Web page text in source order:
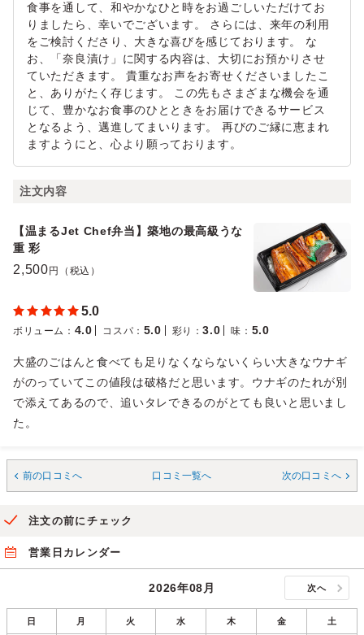
食事を通して、和やかなひと時をお過ごしいただけてお
りましたら、幸いでございます。 さらには、来年の利用
をご検討くださり、大きな喜びを感じております。 な
お、「奈良漬け」に関する内容は、大切にお預かりさせ
ていただきます。 貴重なお声をお寄せくださいましたこ
と、ありがたく存じます。 この先もさまざまな機会を通
じて、豊かなお食事のひとときをお届けできるサービス
となるよう、邁進してまいります。 再びのご縁に恵まれ
ますようにと、心より願っております。
注文内容
【温まるJet Chef弁当】築地の最高級うな
重 彩
2,500 円（税込）
5.0
ボリューム ： 4.0 コスパ ： 5.0 彩り ：3.0 味 ： 5.0
大盛のごはんと食べても足りなくならないくらい大きなウナギ
がのっていてこの値段は破格だと思います。ウナギのたれが別
で添えてあるので、追いタレできるのがとても良いと思いまし
た。
前の口コミへ 口コミ一覧へ 次の口コミへ
注文の前にチェック
営業日カレンダー
2026年08月 次へ
日 月 火 水 木 金 土